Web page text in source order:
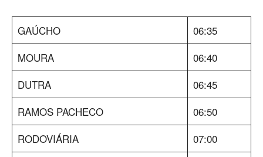
GAÚCHO
06:35
MOURA
06:40
DUTRA
06:45
RAMOS PACHECO
06:50
RODOVIÁRIA
07:00